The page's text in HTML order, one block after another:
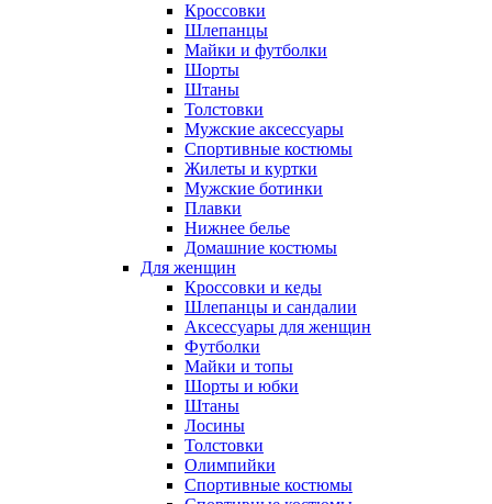
Кроссовки
Шлепанцы
Майки и футболки
Шорты
Штаны
Толстовки
Мужские аксессуары
Спортивные костюмы
Жилеты и куртки
Мужские ботинки
Плавки
Нижнее белье
Домашние костюмы
Для женщин
Кроссовки и кеды
Шлепанцы и сандалии
Аксессуары для женщин
Футболки
Майки и топы
Шорты и юбки
Штаны
Лосины
Толстовки
Олимпийки
Спортивные костюмы